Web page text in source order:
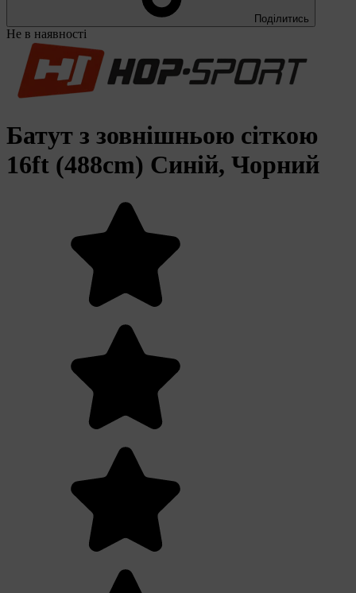
Поділитись
Не в наявності
Батут з зовнішньою сіткою
16ft (488cm) Синій, Чорний